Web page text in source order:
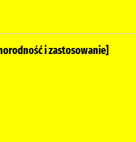
i zastosowanie]